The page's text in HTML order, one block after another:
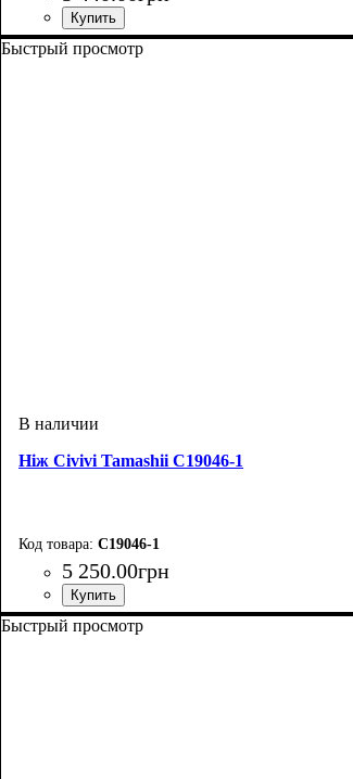
Быстрый просмотр
Ніж Civivi Tamashii C19046-1
C19046-1
5 250.00грн
Быстрый просмотр